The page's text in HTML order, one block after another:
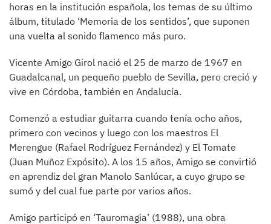
horas en la institución española, los temas de su último
álbum, titulado ‘Memoria de los sentidos’, que suponen
una vuelta al sonido flamenco más puro.
Vicente Amigo Girol nació el 25 de marzo de 1967 en
Guadalcanal, un pequeño pueblo de Sevilla, pero creció y
vive en Córdoba, también en Andalucía.
Comenzó a estudiar guitarra cuando tenía ocho años,
primero con vecinos y luego con los maestros El
Merengue (Rafael Rodríguez Fernández) y El Tomate
(Juan Muñoz Expósito). A los 15 años, Amigo se convirtió
en aprendiz del gran Manolo Sanlúcar, a cuyo grupo se
sumó y del cual fue parte por varios años.
Amigo participó en ‘Tauromagia’ (1988), una obra